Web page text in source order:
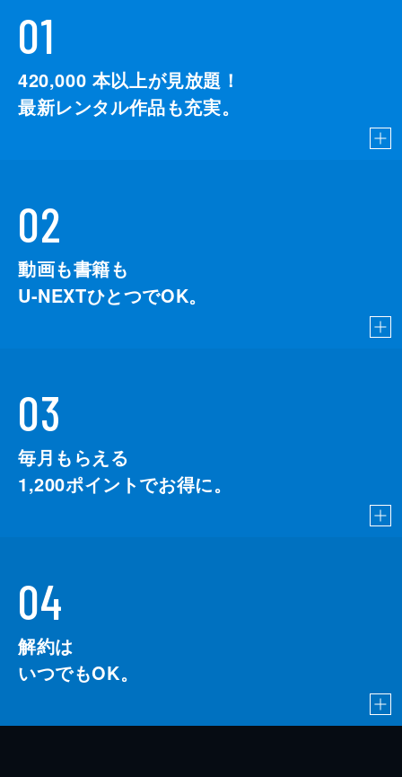
01
420,000 本以上が見放題！
最新レンタル作品も充実。
02
動画も書籍も
U-NEXTひとつでOK。
03
毎月もらえる
1,200ポイントでお得に。
04
解約は
いつでもOK。